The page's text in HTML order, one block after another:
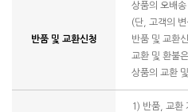
반품 및 교환신청
상품의 오배
(단, 고객의
반품 및 교환
교환 및 환불
상품의 교환
1) 반품, 교환